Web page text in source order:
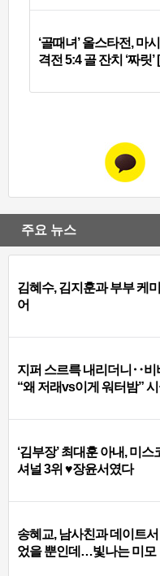
‘골때녀’ 올스타전, 마
격전 5:4 골 잔치 ‘짜릿’
주요 뉴스
김혜수, 김지훈과 부부 케
어
지퍼 스르륵 내리더니‥비
“왜 저래vs이게 워터밤”
‘김부장’ 최대훈 아내, 미
셔널 3위 ♥장윤서였다
송혜교, 남사친과 데이트
었을 뿐인데…빛나는 미모